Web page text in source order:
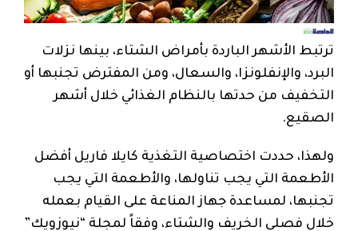
ترتبط الأشهر الباردة بأمراض الشتاء، بينها نزلات
البرد، والإنفلونزا، والسعال، ومن المفترض تجنبها أو
التخفيف من حدتها بالنظام الغذائي خلال أشهر
الصقيع.
ولهذا، حددت اختصاصية التغذية كايلا فاريل أفضل
الأطعمة التي يجب تناولها، والأطعمة التي يجب
تجنبها، لمساعدة جهاز المناعة على القيام بعمله
خلال فصلي الخريف والشتاء، وفقاً لمجلة “نيوزويك”